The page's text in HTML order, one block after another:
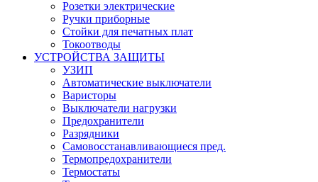
Розетки электрические
Ручки приборные
Стойки для печатных плат
Токоотводы
УСТРОЙСТВА ЗАЩИТЫ
УЗИП
Автоматические выключатели
Варисторы
Выключатели нагрузки
Предохранители
Разрядники
Самовосстанавливающиеся пред.
Термопредохранители
Термостаты